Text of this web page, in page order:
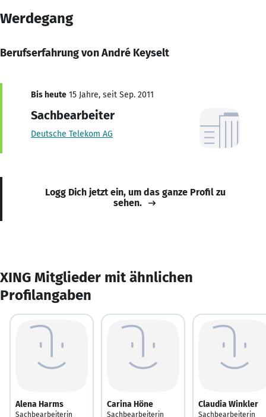
Werdegang
Berufserfahrung von André Keyselt
Bis heute 15 Jahre, seit Sep. 2011
Sachbearbeiter
Deutsche Telekom AG
Logg Dich jetzt ein, um das ganze Profil zu
sehen.
XING Mitglieder mit ähnlichen
Profilangaben
Alena Harms
Sachbearbeiterin
Carina Höne
Sachbearbeiterin
Claudia Winkler
Sachbearbeiterin